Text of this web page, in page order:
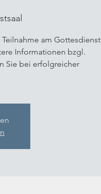
am Gottesdienst
Informationen bzgl.
Sie bei erfolgreicher